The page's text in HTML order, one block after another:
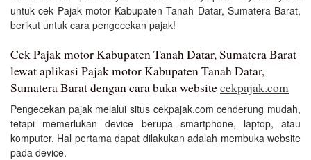
untuk cek Pajak motor Kabupaten Tanah Datar, Sumatera Barat,
berikut untuk cara pengecekan pajak!
Cek Pajak motor Kabupaten Tanah Datar, Sumatera Barat
lewat aplikasi Pajak motor Kabupaten Tanah Datar,
Sumatera Barat dengan cara buka websitecekpajak.com
Pengecekan pajak melalui situs cekpajak.com cenderung mudah,
tetapi memerlukan device berupa smartphone, laptop, atau
komputer. Hal pertama dapat dilakukan adalah membuka website
pada device.